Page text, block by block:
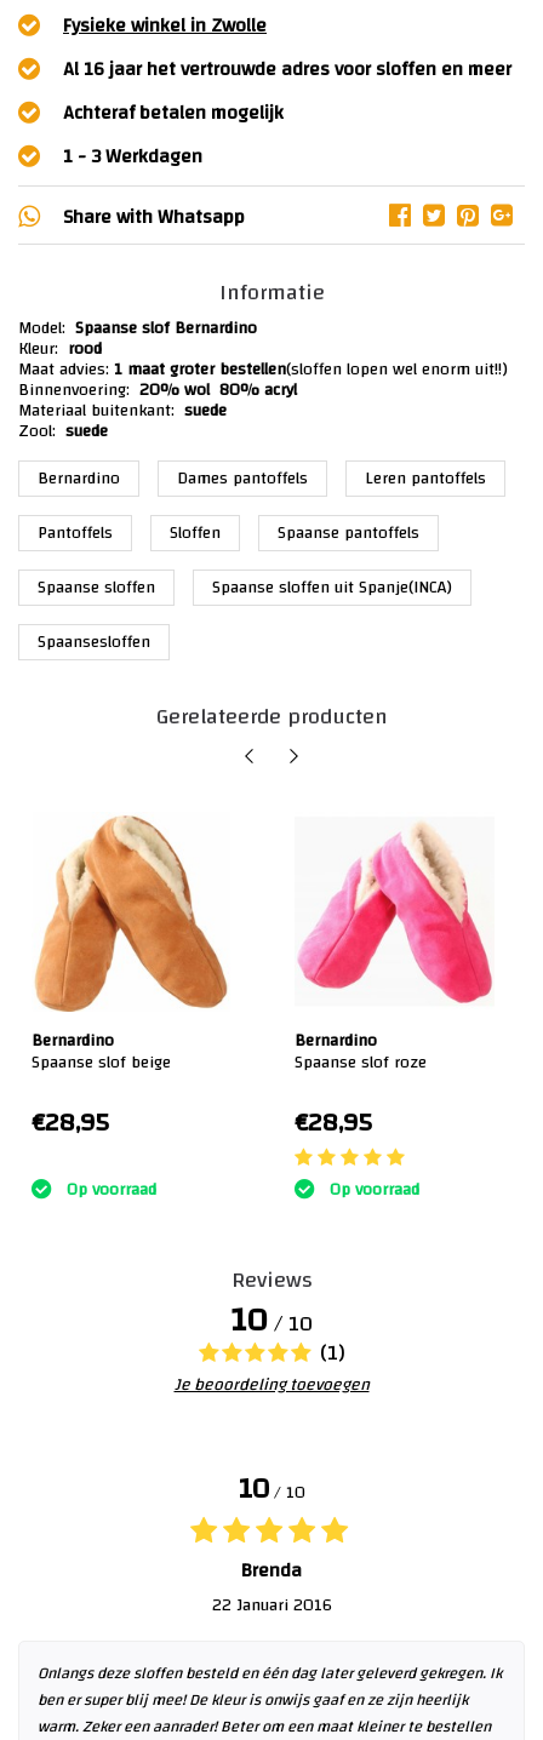
Fysieke winkel in Zwolle
Al 16 jaar het vertrouwde adres voor sloffen en meer
Achteraf betalen mogelijk
1 - 3 Werkdagen
Share withWhatsapp
Informatie
Model: Spaanse slof Bernardino
Kleur: rood
Maat advies:1 maat groter bestellen(sloffen lopen wel enorm uit!!)
Binnenvoering: 20% wol 80% acryl
Materiaal buitenkant: suede
Zool: suede
Bernardino
Dames pantoffels
Leren pantoffels
Pantoffels
Sloffen
Spaanse pantoffels
Spaanse sloffen
Spaanse sloffen uit Spanje(INCA)
Spaansesloffen
Gerelateerde producten
Bernardino
Spaanse slof beige
€28,95
Op voorraad
Bernardino
Spaanse slof roze
€28,95
Op voorraad
Reviews
10/ 10
(1)
Je beoordeling toevoegen
10/ 10
Brenda
22 Januari 2016
Onlangs deze sloffen besteld en één dag later geleverd gekregen. Ik
ben er super blij mee! De kleur is onwijs gaaf en ze zijn heerlijk
warm. Zeker een aanrader! Beter om een maat kleiner te bestellen